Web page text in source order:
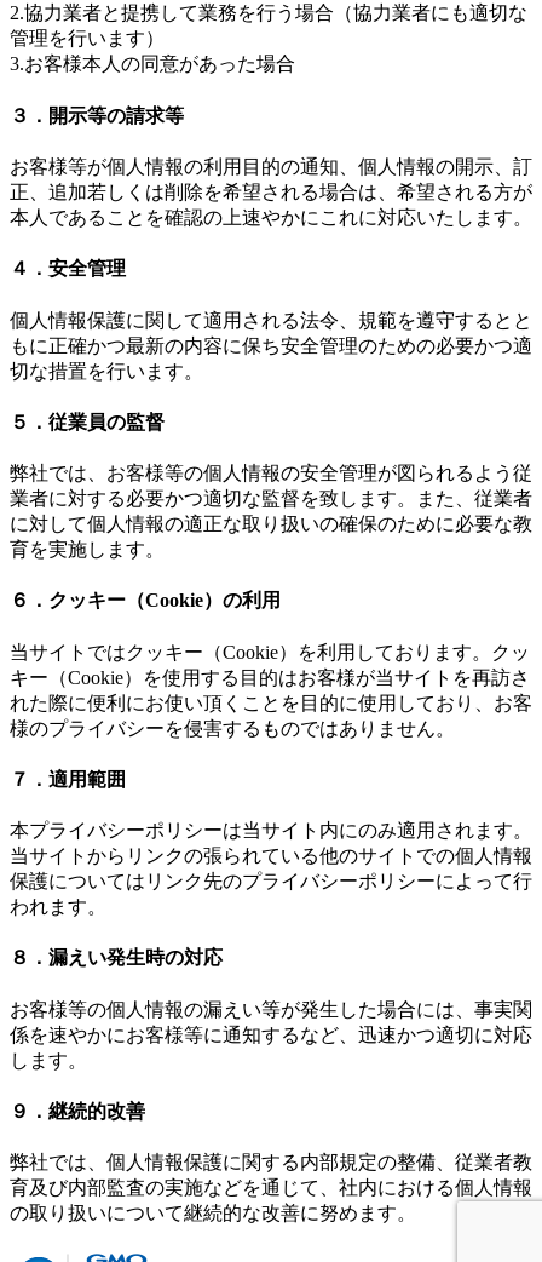
2.協力業者と提携して業務を行う場合（協力業者にも適切な
管理を行います）
3.お客様本人の同意があった場合
３．開示等の請求等
お客様等が個人情報の利用目的の通知、個人情報の開示、訂
正、追加若しくは削除を希望される場合は、希望される方が
本人であることを確認の上速やかにこれに対応いたします。
４．安全管理
個人情報保護に関して適用される法令、規範を遵守するとと
もに正確かつ最新の内容に保ち安全管理のための必要かつ適
切な措置を行います。
５．従業員の監督
弊社では、お客様等の個人情報の安全管理が図られるよう従
業者に対する必要かつ適切な監督を致します。また、従業者
に対して個人情報の適正な取り扱いの確保のために必要な教
育を実施します。
６．クッキー（Cookie）の利用
当サイトではクッキー（Cookie）を利用しております。クッ
キー（Cookie）を使用する目的はお客様が当サイトを再訪さ
れた際に便利にお使い頂くことを目的に使用しており、お客
様のプライバシーを侵害するものではありません。
７．適用範囲
本プライバシーポリシーは当サイト内にのみ適用されます。
当サイトからリンクの張られている他のサイトでの個人情報
保護についてはリンク先のプライバシーポリシーによって行
われます。
８．漏えい発生時の対応
お客様等の個人情報の漏えい等が発生した場合には、事実関
係を速やかにお客様等に通知するなど、迅速かつ適切に対応
します。
９．継続的改善
弊社では、個人情報保護に関する内部規定の整備、従業者教
育及び内部監査の実施などを通じて、社内における個人情報
の取り扱いについて継続的な改善に努めます。